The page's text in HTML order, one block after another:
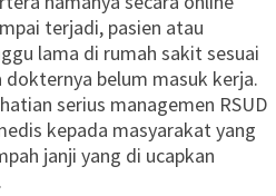
terjadi, pasien atau
lama di rumah sakit sesuai
belum masuk kerja.
serius managemen RSUD
kepada masyarakat yang
janji yang di ucapkan